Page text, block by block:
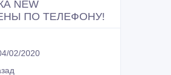
NEW
ПО ТЕЛЕФОНУ!
02/2020